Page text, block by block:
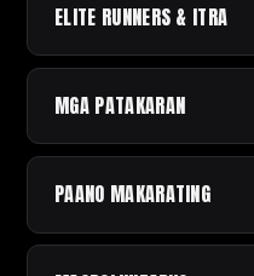
ELITE RUNNERS & ITRA
MGA PATAKARAN
PAANO MAKARATING